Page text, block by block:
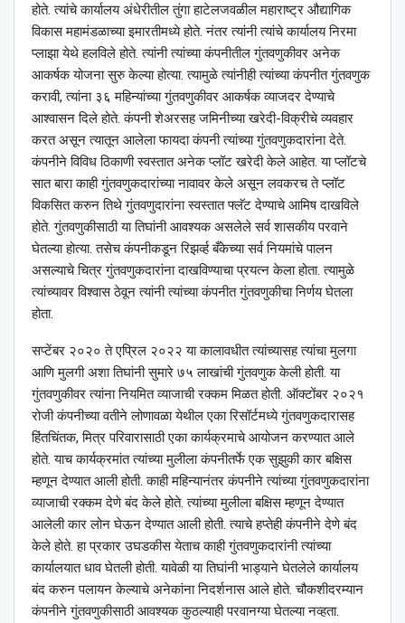
होते. त्यांचे कार्यालय अंधेरीतील तुंगा हाटेलजवळील महाराष्ट्र औद्यागिक
विकास महामंडळाच्या इमारतीमध्ये होते. नंतर त्यांनी त्यांचे कार्यालय निरमा
प्लाझा येथे हलविले होते. त्यांनी त्यांच्या कंपनीतील गुंतवणुकीवर अनेक
आकर्षक योजना सुरु केल्या होत्या. त्यामुळे त्यांनीही त्यांच्या कंपनीत गुंतवणुक
करावी, त्यांना ३६ महिन्यांच्या गुंतवणुकीवर आकर्षक व्याजदर देण्याचे
आश्‍वासन दिले होते. कंपनी शेअरसह जमिनीच्या खरेदी-विक्रीचे व्यवहार
करत असून त्यातून आलेला फायदा कंपनी त्यांच्या गुंतवणुकदारांना देते.
कंपनीने विविध ठिकाणी स्वस्तात अनेक प्लॉट खरेदी केले आहेत. या प्लॉटचे
सात बारा काही गुंतवणुकदारांच्या नावावर केले असून लवकरच ते प्लॉट
विकसित करुन तिथे गुंतवणुदारांना स्वस्तात फ्लॅट देण्याचे आमिष दाखविले
होते. गुंतवणुकीसाठी या तिघांनी आवश्यक असलेले सर्व शासकीय परवाने
घेतल्या होत्या. तसेच कंपनीकडून रिझर्व्ह बँकेच्या सर्व नियमांचे पालन
असल्याचे चित्र गुंतवणुकदारांना दाखविण्याचा प्रयत्न केला होता. त्यामुळे
त्यांच्यावर विश्‍वास ठेवून त्यांनी त्यांच्या कंपनीत गुंतवणुकीचा निर्णय घेतला
होता.
सप्टेंबर २०२० ते एप्रिल २०२२ या कालावधीत त्यांच्यासह त्यांचा मुलगा
आणि मुलगी अशा तिघांनी सुमारे ७५ लाखांची गुंतवणुक केली होती. या
गुंतवणुकीवर त्यांना नियमित व्याजाची रक्कम मिळत होती. ऑक्टोंबर २०२१
रोजी कंपनीच्या वतीने लोणावळा येथील एका रिसॉर्टमध्ये गुंतवणुकदारासह
हिंतचिंतक, मित्र परिवारासाठी एका कार्यक्रमाचे आयोजन करण्यात आले
होते. याच कार्यक्रमांत त्यांच्या मुलीला कंपनीतर्फे एक सुझुकी कार बक्षिस
म्हणून देण्यात आली होती. काही महिन्यानंतर कंपनीने त्यांच्या गुंतवणुकदारांना
व्याजाची रक्कम देणे बंद केले होते. त्यांच्या मुलीला बक्षिस म्हणून देण्यात
आलेली कार लोन घेऊन देण्यात आली होती. त्याचे हप्तेही कंपनीने देणे बंद
केले होते. हा प्रकार उघडकीस येताच काही गुंतवणुकदारांनी त्यांच्या
कार्यालयात धाव घेतली होती. यावेळी या तिघांनी भाड्याने घेतलेले कार्यालय
बंद करुन पलायन केल्याचे अनेकांना निदर्शनास आले होते. चौकशीदरम्यान
कंपनीने गुंतवणुकीसाठी आवश्यक कुठल्याही परवानग्या घेतल्या नव्हता.